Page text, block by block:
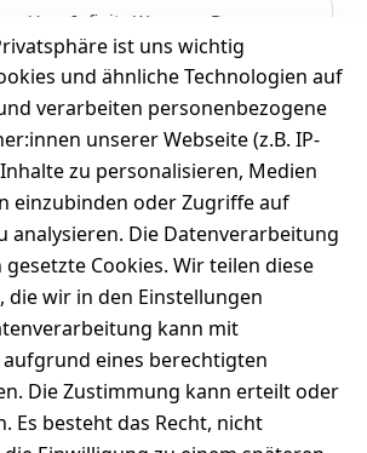
Voya Infinity Women - Damen
Damen Sandalen von Teva
€*
€
Hinzufügen
Women's Original Universal -
Alltagssandale
€*
€
Hinzufügen
ist uns wichtig
und ähnliche Technologien auf
verarbeiten personenbezogene
unserer Webseite (z.B. IP-
zu personalisieren, Medien
einzubinden oder Zugriffe auf
analysieren. Die Datenverarbeitung
Cookies. Wir teilen diese
wir in den Einstellungen
kann mit
eines berechtigten
Die Zustimmung kann erteilt oder
Es besteht das Recht, nicht